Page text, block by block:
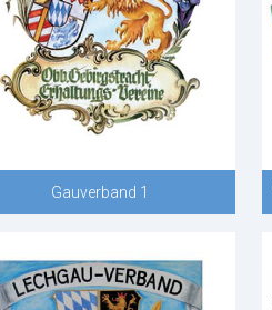
Gauverband 1